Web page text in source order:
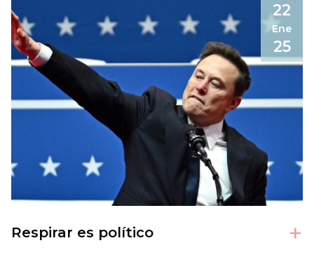
22
Ene
25
Respirar es político +